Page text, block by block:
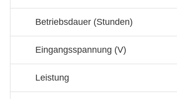
Betriebsdauer (Stunden)
Eingangsspannung (V)
Leistung